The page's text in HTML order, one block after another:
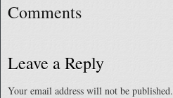
Comments
Leave a Reply
Your email address will not be published.